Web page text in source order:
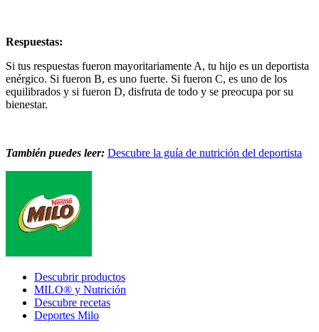
Respuestas:
Si tus respuestas fueron mayoritariamente A, tu hijo es un deportista
enérgico. Si fueron B, es uno fuerte. Si fueron C, es uno de los
equilibrados y si fueron D, disfruta de todo y se preocupa por su
bienestar.
También puedes leer: Descubre la guía de nutrición del deportista
Footer
Descubrir productos
MILO® y Nutrición
Descubre recetas
Deportes Milo